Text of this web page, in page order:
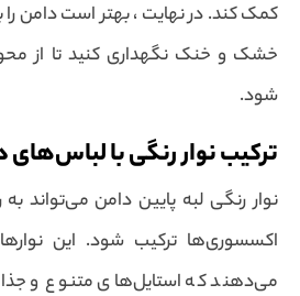
کمک کند. در نهایت ، بهتر است دامن
خشک و خنک نگهداری کنید تا از
شود.
ترکیب نوار رنگی با لباس‌های
نوار رنگی لبه پایین دامن می‌تواند
اکسسوری‌ها ترکیب شود. این
می‌دهند که استایل‌های متنوع و